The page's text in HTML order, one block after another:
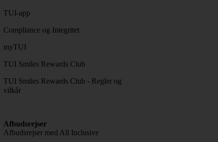
TUI-app
Compliance og Integritet
myTUI
TUI Smiles Rewards Club
TUI Smiles Rewards Club - Regler og
vilkår
Afbudsrejser
Afbudsrejser med All Inclusive